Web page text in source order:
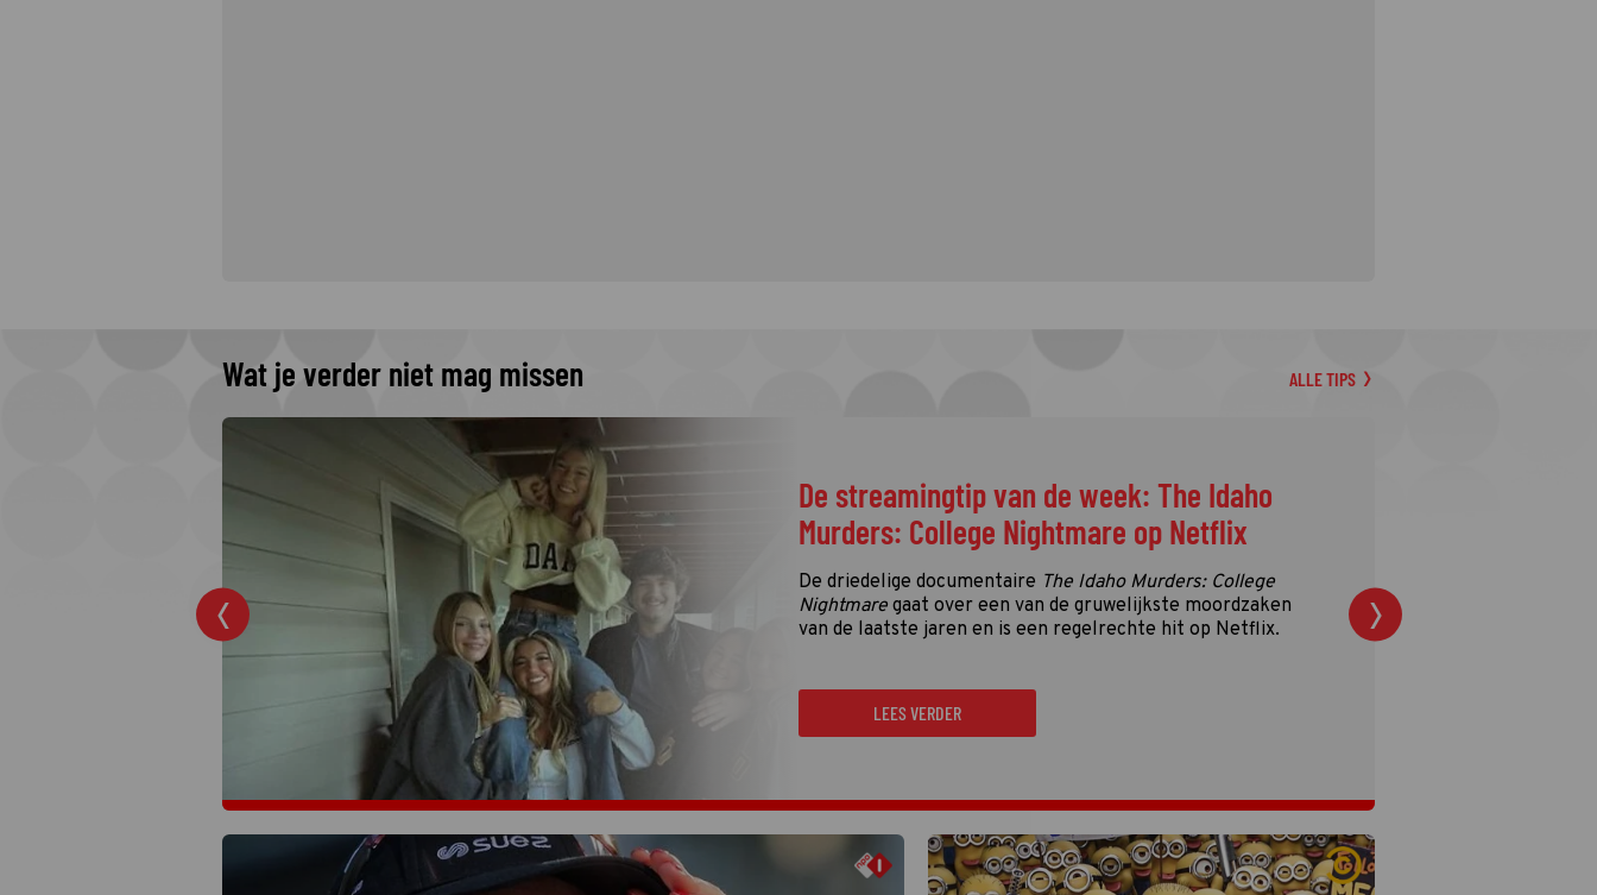
Wat je verder niet mag missen ALLE TIPS
De streamingtip van de week: The Idaho
Murders: College Nightmare op Netflix
De driedelige documentaireThe Idaho Murders: College
Nightmare
gaat over een van de gruwelijkste moordzaken
van de laatste jaren en is een regelrechte hit op Netflix.